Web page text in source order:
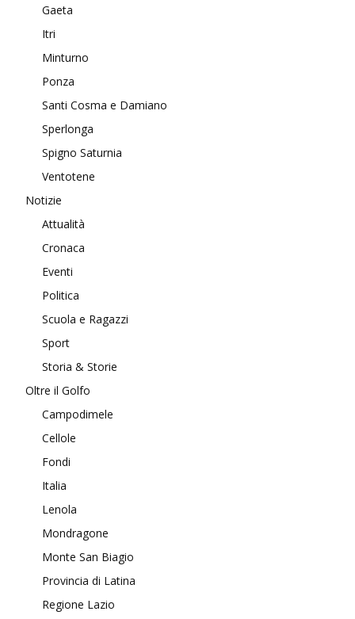
Gaeta
Itri
Minturno
Ponza
Santi Cosma e Damiano
Sperlonga
Spigno Saturnia
Ventotene
Notizie
Attualità
Cronaca
Eventi
Politica
Scuola e Ragazzi
Sport
Storia & Storie
Oltre il Golfo
Campodimele
Cellole
Fondi
Italia
Lenola
Mondragone
Monte San Biagio
Provincia di Latina
Regione Lazio